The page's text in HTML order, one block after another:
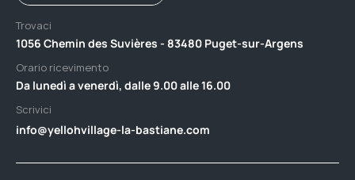
Trovaci
1056 Chemin des Suvières - 83480 Puget-sur-Argens
Orario ricevimento
Da lunedì a venerdì, dalle 9.00 alle 16.00
Scrivici
info@yellohvillage-la-bastiane.com